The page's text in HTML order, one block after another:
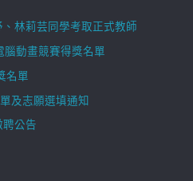
、林莉芸同學考取正式教師
腦動畫競賽得獎名單
名單
及志願選填通知
公告